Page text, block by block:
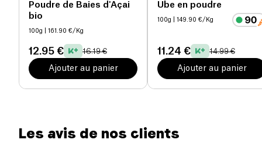
Poudre de Baies d'Açai
bio
100g | 161.90 €/Kg
12.95 € 16.19 €
Ajouter au panier
Ube en poudre
100g | 149.90 €/Kg
11.24 € 14.99 €
Ajouter au panier
Les avis de nos clients